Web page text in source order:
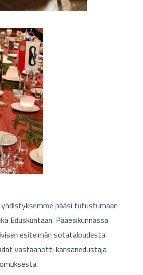
yhdistyksemme pääsi tutustumaan
Eduskuntaan. Pääesikunnassa
esitelmän sotataloudesta.
vastaanotti kansanedustaja